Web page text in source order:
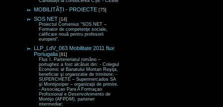
MOBILITĂȚI - PROIECTE [75]
SOS NET [14]
Proiectul Comenius “SOS.NET –
Formator de competenţe sociale,
calificare nouă pentru profesorii
europeni“.
LLP_LdV_063 Mobilitate 2011 flux
Portugalia [81]
Flux I. Parteneriatul româno –
portughez a fost alcătuit din: - Colegiul
Economic al Banatului Montan Reşiţa,
beneficiar şi organizatie de trimitere; -
SUPERCHETE – Supermercados SA
şi Montijosiper – organizaţii de primire.
- Associaçao Para A Formaçao
Profissional e Desenvolvimento de
Montijo (AFPDM), partener
intermediar;